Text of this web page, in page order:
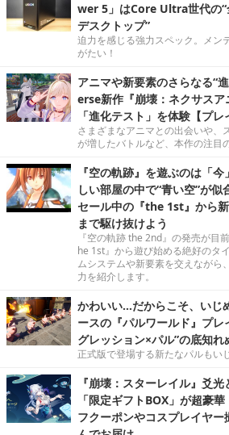
wer 5」はCore Ultra世代の“
デスクトップ”
迫力を感じる強力スペック。メン
がたい！
アニマや新要素のさらなる“
erse新作『崩壊：ネクサス
「進化テスト」を体験【プレ
さまざまなアニマとの出会いや、
が増したバトルなど、本作の注目
『空の軌跡』を遊ぶのは「
しい部屋の中で“青い空”が
セール中の『the 1st』から
まで駆け抜けよう
『空の軌跡 the 2nd』の発売が目
he 1st』から遊び始める絶好のタ
ムシステムや新要素を交えながら
力を紹介します。
かわいい…だからこそ、いじ
ースの『パルワールド』プ
グレッション×パル”の底知れ
正式版で登場する新たなパルもい
『崩壊：スターレイル』爻
「限定ギフトBOX」が超豪
フクーポンやコスプレイヤー